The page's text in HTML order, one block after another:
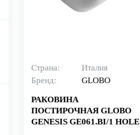
Страна:
Италия
Бренд:
GLOBO
РАКОВИНА
ПОСТИРОЧНАЯ GLOBO
GENESIS GE061.BI/1 HOLE